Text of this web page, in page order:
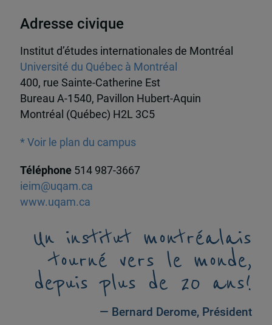
Adresse civique
Institut d’études internationales de Montréal
Université du Québec à Montréal
400, rue Sainte-Catherine Est
Bureau A-1540, Pavillon Hubert-Aquin
Montréal (Québec) H2L 3C5
* Voir le plan du campus
Téléphone 514 987-3667
ieim@uqam.ca
www.uqam.ca
Un institut montréalais
tourné vers le monde,
depuis plus de 20 ans!
— Bernard Derome, Président